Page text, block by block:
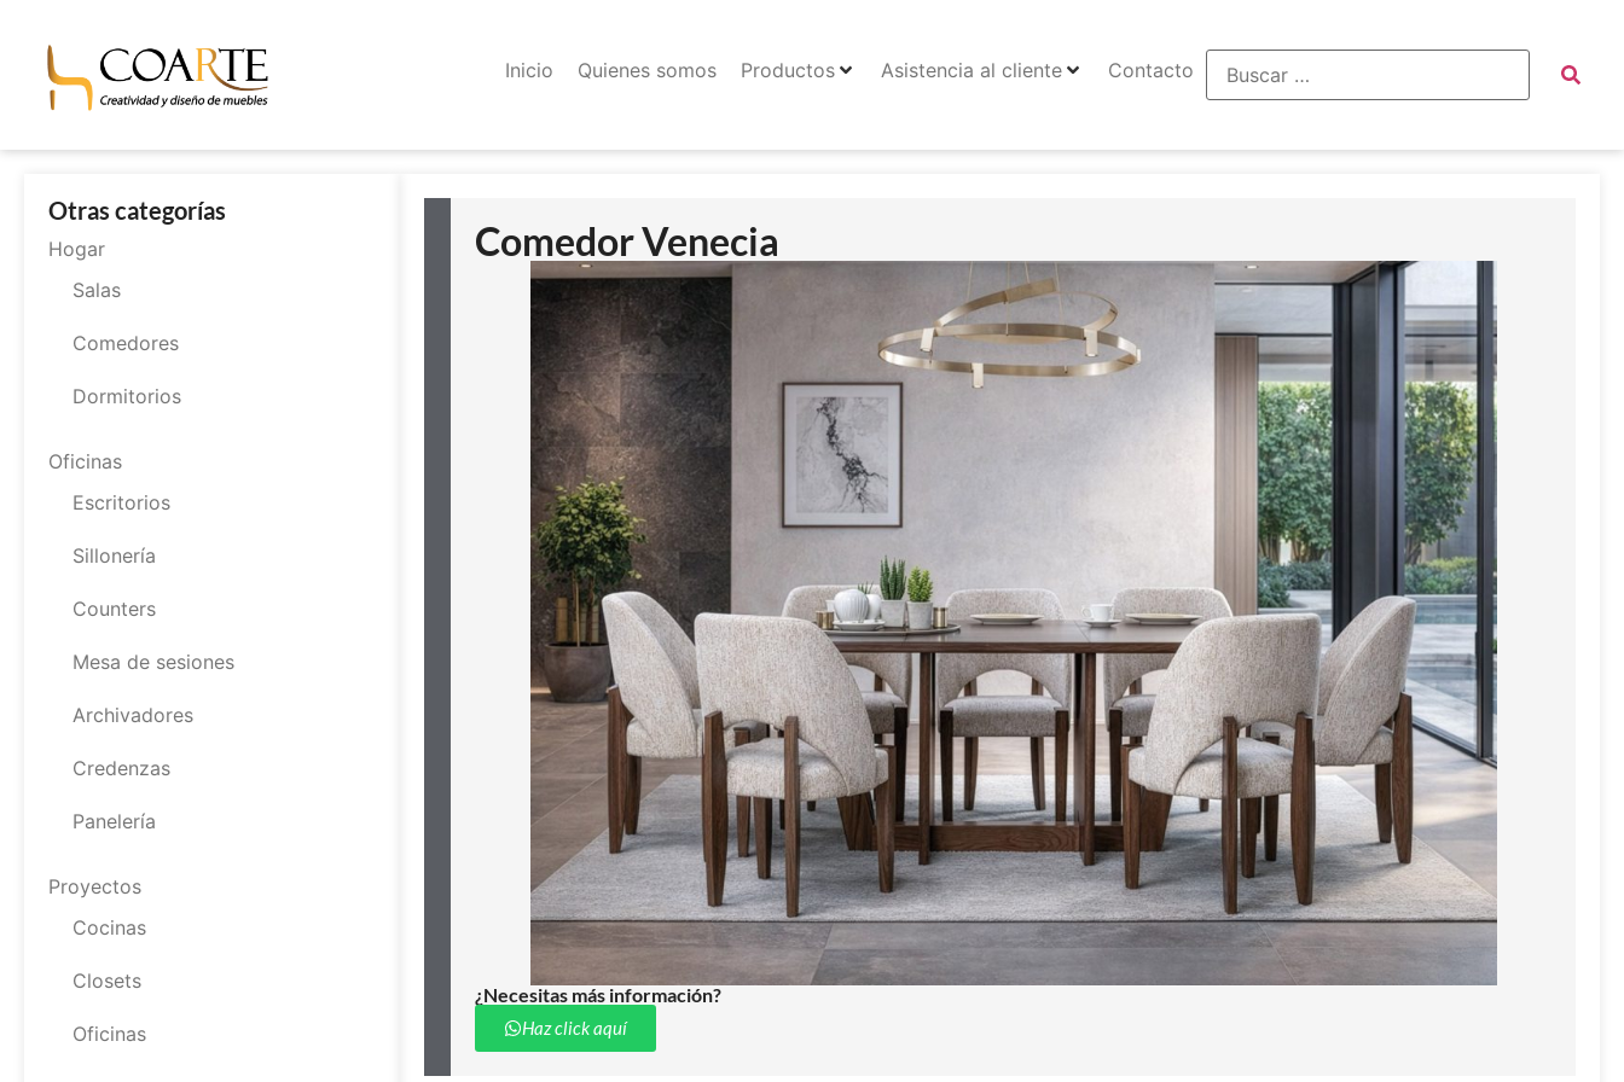
Inicio Quienes somos Productos Asistencia al cliente Contacto
Otras categorías
Hogar
Salas
Comedores
Dormitorios
Oficinas
Escritorios
Sillonería
Counters
Mesa de sesiones
Archivadores
Credenzas
Panelería
Proyectos
Cocinas
Closets
Oficinas
Comedor Venecia
¿Necesitas más información?
Haz click aquí